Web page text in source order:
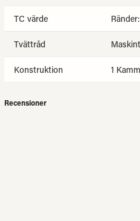
TC värde
Tvättråd
Konstruktion 1
Recensioner